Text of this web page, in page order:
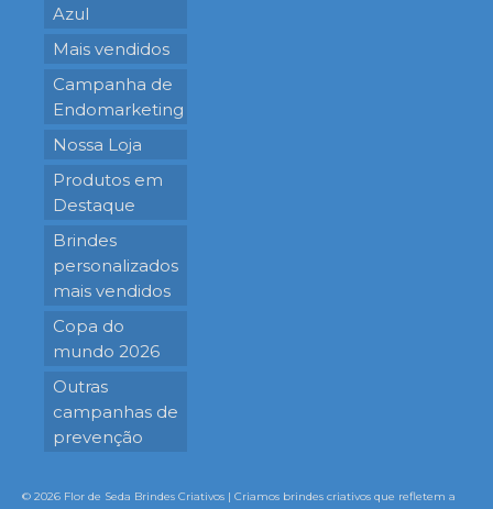
Azul
Mais vendidos
Campanha de
Endomarketing
Nossa Loja
Produtos em
Destaque
Brindes
personalizados
mais vendidos
Copa do
mundo 2026
Outras
campanhas de
prevenção
© 2026 Flor de Seda Brindes Criativos | Criamos brindes criativos que refletem a